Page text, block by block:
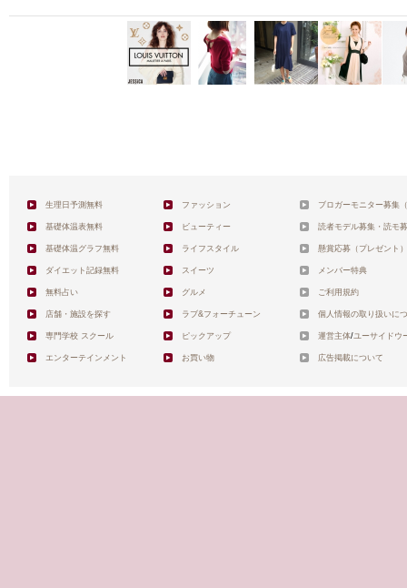
生理日予測無料
基礎体温表無料
基礎体温グラフ無料
ダイエット記録無料
無料占い
店舗・施設を探す
専門学校 スクール
エンターテインメント
ファッション
ビューティー
ライフスタイル
スイーツ
グルメ
ラブ&フォーチューン
ピックアップ
お買い物
ブロガーモニター募集
読者モデル募集・読モ
懸賞応募（プレゼント）
メンバー特典
ご利用規約
個人情報の取り扱いに
運営主体/ユーサイドウ
広告掲載について